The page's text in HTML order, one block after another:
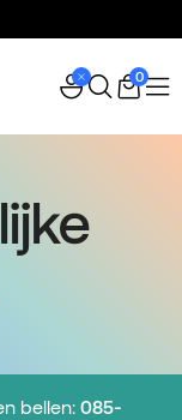
0
bellen: 085-